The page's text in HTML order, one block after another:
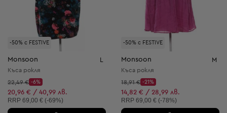
-50% с FESTIVE
Monsoon L
Къса рокля
Начална цена:
22,49 €
Discount Price:
-6%
Намалена цена:
20,96 € / 40,99 лв.
Препоръчителна цена:
RRP 69,00 € (-69%)
-50% с FESTIVE
Monsoon M
Къса рокля
Начална цена:
18,91 €
Discount Price:
-21%
Намалена цена:
14,82 € / 28,99 лв.
Препоръчителна цена:
RRP 69,00 € (-78%)